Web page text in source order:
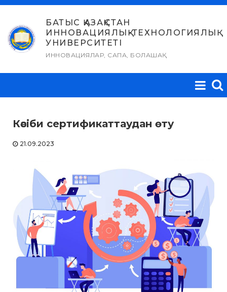
Skip
content
БАТЫС ҚАЗАҚСТАН
ИННОВАЦИЯЛЫҚ-ТЕХНОЛОГИЯЛЫҚ
УНИВЕРСИТЕТІ
ИННОВАЦИЯЛАР, САПА, БОЛАШАҚ
Кәсіби сертификаттаудан өту
21.09.2023